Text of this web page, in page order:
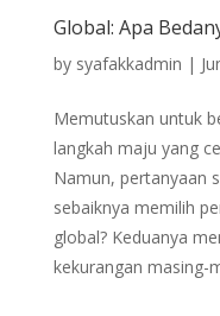
Global: Apa
by syafakkadmin |
Memutuskan untuk
langkah maju yang
Namun, pertanyaan
sebaiknya memilih
global? Keduanya
kekurangan masing-